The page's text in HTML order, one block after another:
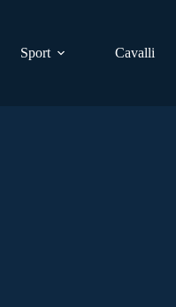
Sport Cavalli